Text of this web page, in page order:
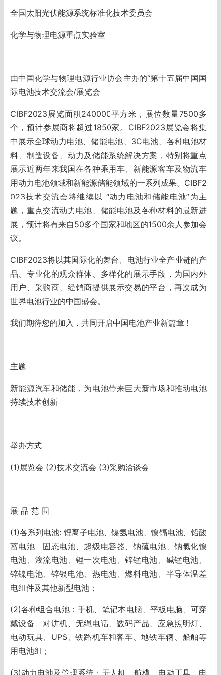
全国太阳光伏能源系统标准化技术委员会
化学与物理电源重点实验室
由中国化学与物理电源行业协会主办的“第十五届中国国
际电池技术交流会/展览会
CIBF2023展览面积240000平方米，展位数量7500多
个，预计参展商将超过1850家。CIBF2023展览会将集
中展示全球动力电池、储能电池、3C电池、各种电池材
料、制造设备、动力及储能系统解决方案，特别将重点
展示近两年来我国在各种乘用车、新能源客车及物流车
用动力电池领域和新能源储能领域的一系列成果。CIBF2
023技术交流会将继续以 “动力电池和储能电池”为主
题，重点交流动力电池、储能电池及各种材料的最新进
展，预计将有来自50多个国家和地区的1500余人参加会
议。
CIBF2023将以其国际化的舞台、电池行业全产业链的产
品、专业化的观众群体、多样化的展示手段，为国内外
用户、采购商、经销商提供展示交易的平台，再次成为
世界电池行业的中国盛会。
我们期待您的加入，共同开启中国电池产业新篇章！
主题
新能源汽车和储能，为电池带来巨大新市场和推动电池
持续技术创新
举办方式
(1)展览会 (2)技术交流会 (3)采购洽谈会
展 品 范 围
(1)各系列电池: 锂离子电池、镍氢电池、镍镉电池、铅酸
蓄电池、固态电池、超级电容器、钠硫电池、钠氯化镍
电池、液流电池、锂一次电池、锌锰电池、碱锰电池、
锌镍电池、锌银电池、热电池、燃料电池、半导体温差
电组件及其他新型电池；
(2)各种组合电池：手机、笔记本电脑、平板电脑、可穿
戴设备、对讲机、无绳电话、数码产品、应急照明灯、
电动玩具、UPS、铁路机车和客车、地铁车辆、船舶等
用电池组；
(3)动力电池及管理系统：无人机、航模、电动工具、电